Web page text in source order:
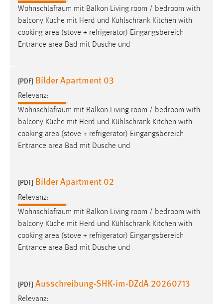
Wohnschlafraum mit Balkon Living room / bedroom with
balcony Küche mit Herd und Kühlschrank Kitchen with
cooking area (stove + refrigerator) Eingangsbereich
Entrance area Bad mit Dusche und
[PDF] Bilder Apartment 03
Relevanz:
Wohnschlafraum mit Balkon Living room / bedroom with
balcony Küche mit Herd und Kühlschrank Kitchen with
cooking area (stove + refrigerator) Eingangsbereich
Entrance area Bad mit Dusche und
[PDF] Bilder Apartment 02
Relevanz:
Wohnschlafraum mit Balkon Living room / bedroom with
balcony Küche mit Herd und Kühlschrank Kitchen with
cooking area (stove + refrigerator) Eingangsbereich
Entrance area Bad mit Dusche und
[PDF] Ausschreibung-SHK-im-DZdA 20260713
Relevanz:
Cookie Laufzeit:
Max. 13 Monate
Marketing Cookies werden von Drittanbietern
verwendet, um personalisierte Werbung anzuzeigen.
Sie tun dies, indem sie Besucher über Websites
hinweg verfolgen.
Google Ads
Google Ireland Limited
Zweck:
Conversion-Tracking
Cookie Laufzeit: